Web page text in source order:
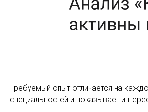
Требуемый опыт отличается на
специальностей и показывает